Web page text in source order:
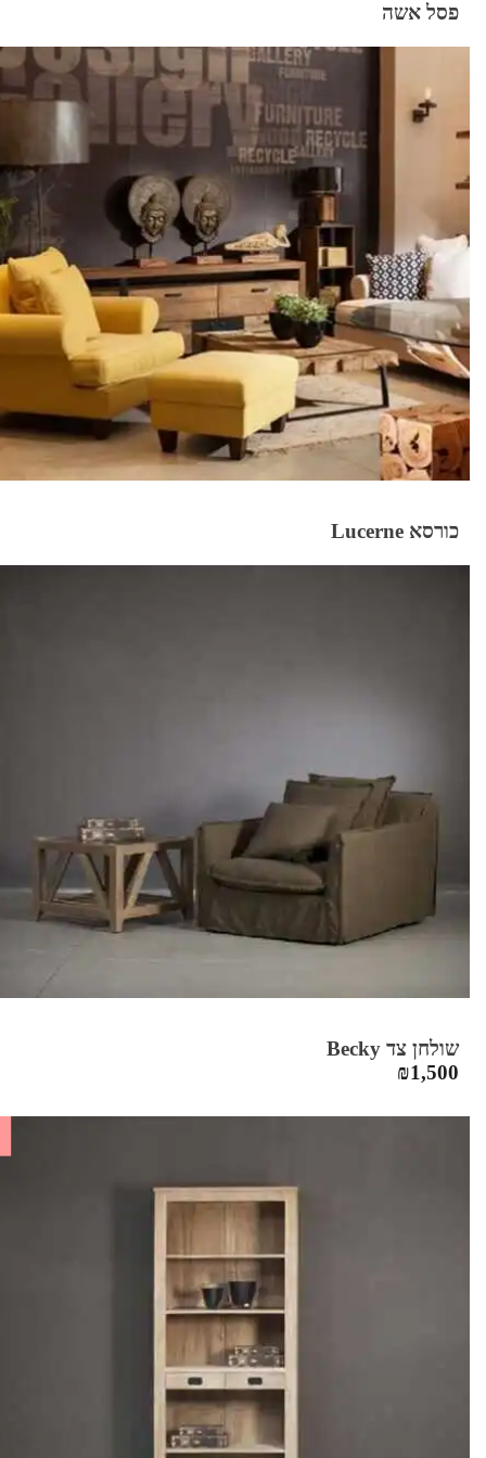
פסל אשה
כורסא Lucerne
שולחן צד Becky
₪1,500